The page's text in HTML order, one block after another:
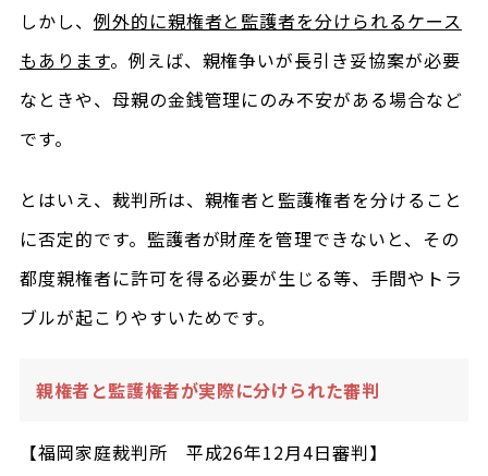
しかし、 例外的に親権者と監護者を分けられるケース
もあります。例えば、親権争いが長引き妥協案が必要
なときや、母親の金銭管理にのみ不安がある場合など
です。
とはいえ、裁判所は、親権者と監護権者を分けること
に否定的です。監護者が財産を管理できないと、その
都度親権者に許可を得る必要が生じる等、手間やトラ
ブルが起こりやすいためです。
親権者と監護権者が実際に分けられた審判
【福岡家庭裁判所 平成26年12月4日審判】